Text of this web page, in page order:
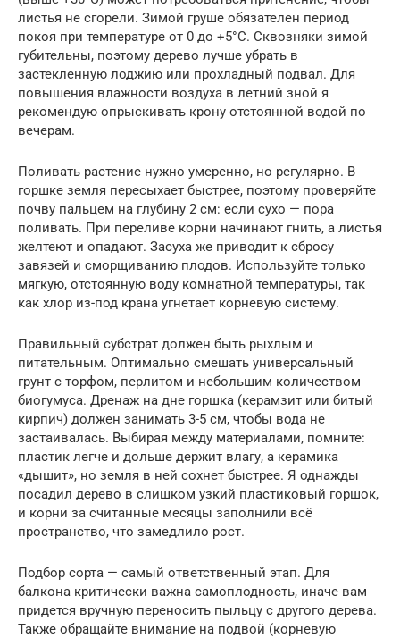
листья не сгорели. Зимой груше обязателен период
покоя при температуре от 0 до +5°C. Сквозняки зимой
губительны, поэтому дерево лучше убрать в
застекленную лоджию или прохладный подвал. Для
повышения влажности воздуха в летний зной я
рекомендую опрыскивать крону отстоянной водой по
вечерам.
Поливать растение нужно умеренно, но регулярно. В
горшке земля пересыхает быстрее, поэтому проверяйте
почву пальцем на глубину 2 см: если сухо — пора
поливать. При переливе корни начинают гнить, а листья
желтеют и опадают. Засуха же приводит к сбросу
завязей и сморщиванию плодов. Используйте только
мягкую, отстоянную воду комнатной температуры, так
как хлор из-под крана угнетает корневую систему.
Правильный субстрат должен быть рыхлым и
питательным. Оптимально смешать универсальный
грунт с торфом, перлитом и небольшим количеством
биогумуса. Дренаж на дне горшка (керамзит или битый
кирпич) должен занимать 3-5 см, чтобы вода не
застаивалась. Выбирая между материалами, помните:
пластик легче и дольше держит влагу, а керамика
«дышит», но земля в ней сохнет быстрее. Я однажды
посадил дерево в слишком узкий пластиковый горшок,
и корни за считанные месяцы заполнили всё
пространство, что замедлило рост.
Подбор сорта — самый ответственный этап. Для
балкона критически важна самоплодность, иначе вам
придется вручную переносить пыльцу с другого дерева.
Также обращайте внимание на подвой (корневую